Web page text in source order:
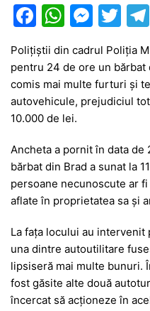
F
a
c
e
b
o
o
k
W
at
s
A
p
p
M
s
s
e
g
er
T
w
itt
er
Polițiștii din cadrul Poliția
pentru 24 de ore un bărbat
comis mai multe furturi și
autovehicule, prejudiciul
10.000 de lei.
Ancheta a pornit în data de
bărbat din Brad a sunat la
persoane necunoscute ar
aflate în proprietatea sa și
La fața locului au
una dintre autoutilitare
lipsiseră mai multe bunuri.
fost găsite alte două
încercat să acționeze în